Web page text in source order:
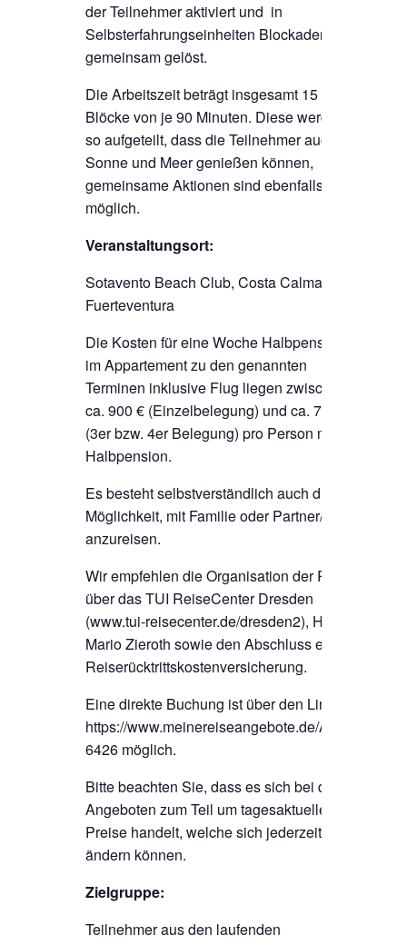
der Teilnehmer aktiviert und in
Selbsterfahrungseinheiten Blockaden
gemeinsam gelöst.
Die Arbeitszeit beträgt insgesamt 15
Blöcke von je 90 Minuten. Diese werden
so aufgeteilt, dass die Teilnehmer auch
Sonne und Meer genießen können,
gemeinsame Aktionen sind ebenfalls
möglich.
Veranstaltungsort:
Sotavento Beach Club, Costa Calma,
Fuerteventura
Die Kosten für eine Woche Halbpension
im Appartement zu den genannten
Terminen inklusive Flug liegen zwischen
ca. 900 € (Einzelbelegung) und ca. 700 €
(3er bzw. 4er Belegung) pro Person mit
Halbpension.
Es besteht selbstverständlich auch die
Möglichkeit, mit Familie oder Partner/in
anzureisen.
Wir empfehlen die Organisation der Reise
über das TUI ReiseCenter Dresden
(www.tui-reisecenter.de/dresden2), Herrn
Mario Zieroth sowie den Abschluss einer
Reiserücktrittskostenversicherung.
Eine direkte Buchung ist über den Link
https://www.meinereiseangebote.de/AVDP-
6426 möglich.
Bitte beachten Sie, dass es sich bei den
Angeboten zum Teil um tagesaktuelle
Preise handelt, welche sich jederzeit
ändern können.
Zielgruppe:
Teilnehmer aus den laufenden